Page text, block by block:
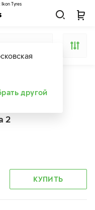
другой
Tyres
фильтров
2
КУПИТЬ